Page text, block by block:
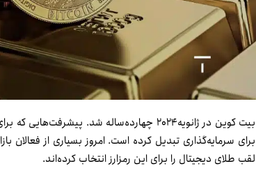
بیت کوین در ژانویه۲۰۲۴ چهارده‌ساله شد.
برای سرمایه‌گذاری تبدیل کرده است. امروز بسیاری از فعالان
لقب طلای دیجیتال را برای این رمزارز انتخاب کرده‌اند.